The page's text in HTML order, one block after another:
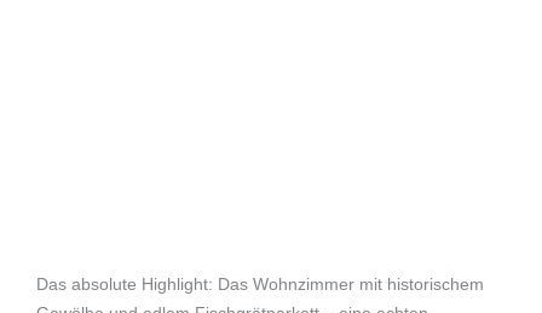
Das absolute Highlight: Das Wohnzimmer mit historischem